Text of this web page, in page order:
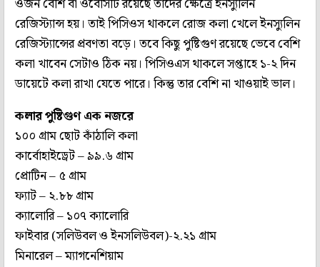
ওজন বেশি বা ওবেসিটি রয়েছে তাদের ক্ষেত্রে ইনস্যুলিন
রেজিস্ট্যান্স হয়। তাই পিসিওস থাকলে রোজ কলা খেলে ইনস্যুলিন
রেজিস্ট্যান্সের প্রবণতা বড়ে। তবে কিছু পুষ্টিগুণ রয়েছে ভেবে বেশি
কলা খাবেন সেটাও ঠিক নয়। পিসিওএস থাকলে সপ্তাহে ১-২ দিন
ডায়েটে কলা রাখা যেতে পারে। কিন্তু তার বেশি না খাওয়াই ভাল।
কলার পুষ্টিগুণ এক নজরে
১০০ গ্রাম ছোট কাঁঠালি কলা
কার্বোহাইড্রেট – ৯৯.৬ গ্রাম
প্রোটিন – ৫ গ্রাম
ফ্যাট – ২.৮৮ গ্রাম
ক্যালোরি – ১০৭ ক্যালোরি
ফাইবার (সলিউবল ও ইনসলিউবল)-২.২১ গ্রাম
মিনারেল – ম্যাগনেশিয়াম